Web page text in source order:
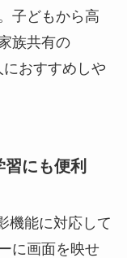
子どもから高
族共有の
おすすめしや
にも便利
機能に対応して
に画面を映せ